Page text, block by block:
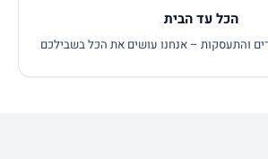
הכל עד הבית
והתעסקות – אנחנו עושים את הכל בשבילכם